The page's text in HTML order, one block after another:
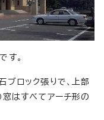
す。
ロック張りで、上部
はすべてアーチ形の